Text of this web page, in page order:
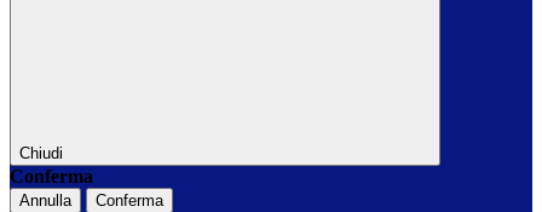
Chiudi
Conferma
Annulla Conferma